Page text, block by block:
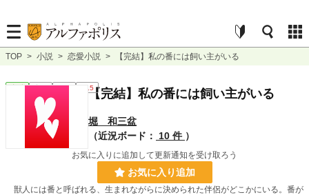
TOP > 小説 > 恋愛小説 > 【完結】私の番には飼い主がいる
完結 短編 R15【完結】私の番には飼い主がいる
堀 和三盆
（近況ボード：
10 件 ）
お気に入りに追加して更新通知を受け取ろう
お気に入り追加
獣人には番と呼ばれる、生まれながらに決められた伴侶がどこかにいる。番が